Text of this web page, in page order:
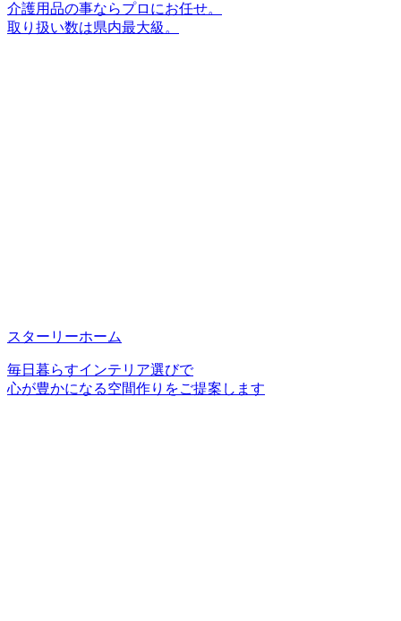
介護用品の事ならプロにお任せ。
取り扱い数は県内最大級。
スターリーホーム
毎日暮らすインテリア選びで
心が豊かになる空間作りをご提案します